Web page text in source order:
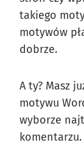
takiego
motywów
dobrze.
A ty? Masz
motywu
wyborze
komentarzu.